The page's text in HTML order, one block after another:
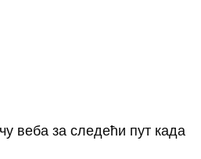
веба за следећи пут када